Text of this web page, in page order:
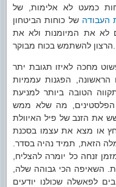
כמעט לא אלימות, של
העבודה של כוחות הביטחון
לא את המיומנות ולא את
מחכה לאיזו תגובת יתר
הראשונה, הפגנות עממיות
הטובה ביותר למניעת
מה שלא ממש
את הזנב של פיל האיוולת
או מצא את עצמו בסכנת
הזאת, תמיד נהיה בסדר.
זנחה כל יומרה להצליח,
השאיפה הכי גבוהה שלה,
לפאשלה שכולנו יודעים